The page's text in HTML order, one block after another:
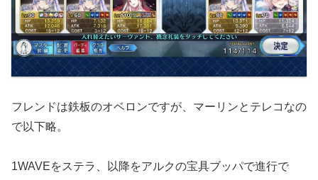
フレンドは鉄板のオベロンですが、マーリンとテレコなの
で以下略。
1WAVEをステラ、以降をアルクの宝具ブッパで進行で